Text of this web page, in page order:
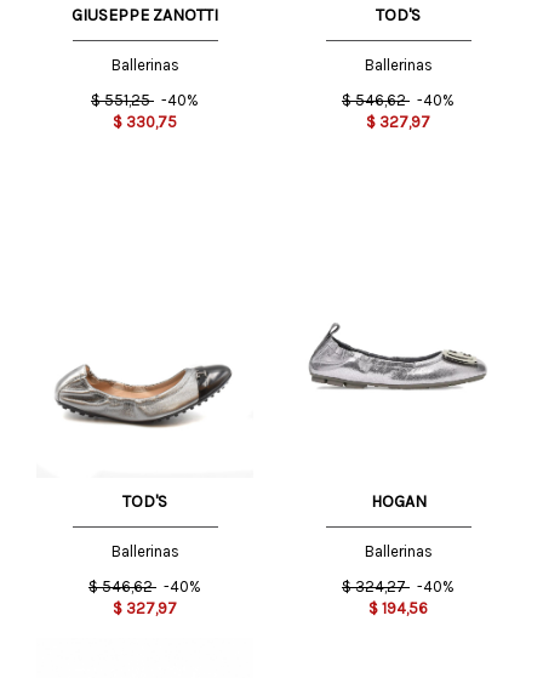
GIUSEPPE ZANOTTI
Ballerinas
$ 551,25 -40%
$ 330,75
TOD'S
Ballerinas
$ 546,62 -40%
$ 327,97
TOD'S
Ballerinas
$ 546,62 -40%
$ 327,97
HOGAN
Ballerinas
$ 324,27 -40%
$ 194,56